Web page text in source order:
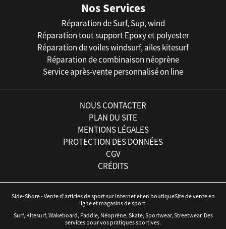
Nos Services
Réparation de Surf, Sup, wind
Réparation tout support Epoxy et polyester
Réparation de voiles windsurf, ailes kitesurf
Réparation de combinaison néoprène
Service après-vente personnalisé on line
NOUS CONTACTER
PLAN DU SITE
MENTIONS LÉGALES
PROTECTION DES DONNÉES
CGV
CRÉDITS
Side-Shore - Vente d'articles de sport sur internet et en boutiqueSite de vente en
ligne et magasins de sport.
Surf, Kitesurf, Wakeboard, Paddle, Néoprène, Skate, Sportwear, Streetwear. Des
services pour vos pratiques sportives.